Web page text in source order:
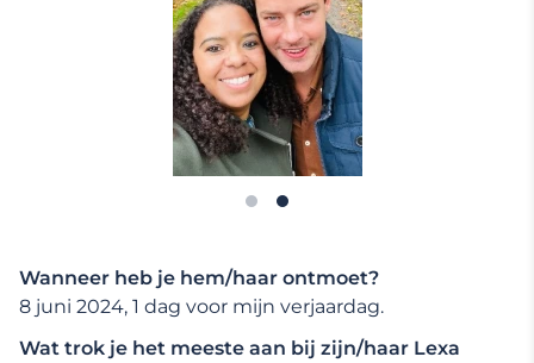
Wanneer heb je hem/haar ontmoet?
8 juni 2024, 1 dag voor mijn verjaardag.
Wat trok je het meeste aan bij zijn/haar Lexa